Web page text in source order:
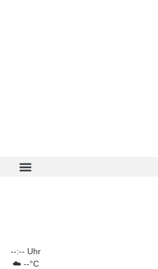
--:-- Uhr
☁️ --°C